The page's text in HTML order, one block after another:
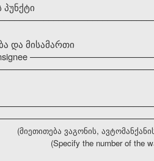
პუნქტი
და მისამართი
(მიეთითება ვაგონის,
(Specify the number of the